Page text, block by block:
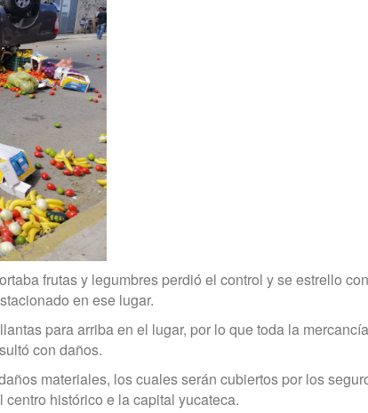
frutas y legumbres perdió el control y se estrello
en ese lugar.
para arriba en el lugar, por lo que toda la
con daños.
materiales, los cuales serán cubiertos por los
histórico e la capital yucateca.